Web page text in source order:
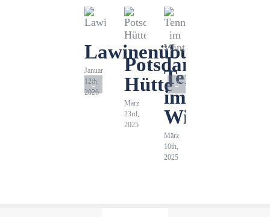
Lawinenübung
Januar
12th,
2026
Potsdamer
Hütte
März
23rd,
2025
im
Winter
März
10th,
2025